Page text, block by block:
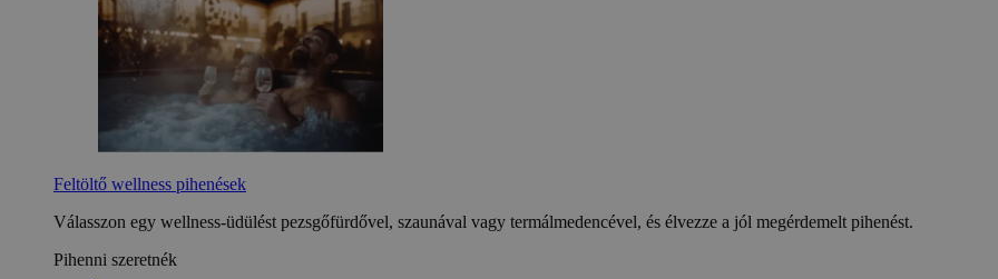
Feltöltő wellness pihenések
Válasszon egy wellness-üdülést pezsgőfürdővel, szaunával vagy termálmedencével, és élvezze a jól megérdemelt pihenést.
Pihenni szeretnék